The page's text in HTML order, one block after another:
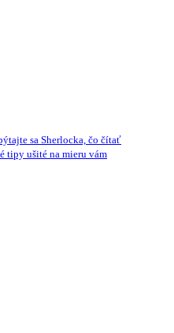
sa Sherlocka, čo čítať
tipy ušité na mieru vám